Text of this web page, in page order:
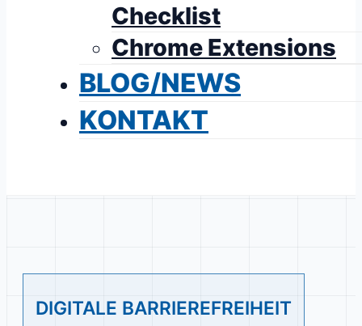
Checklist
Chrome Extensions
BLOG/NEWS
KONTAKT
DIGITALE BARRIEREFREIHEIT